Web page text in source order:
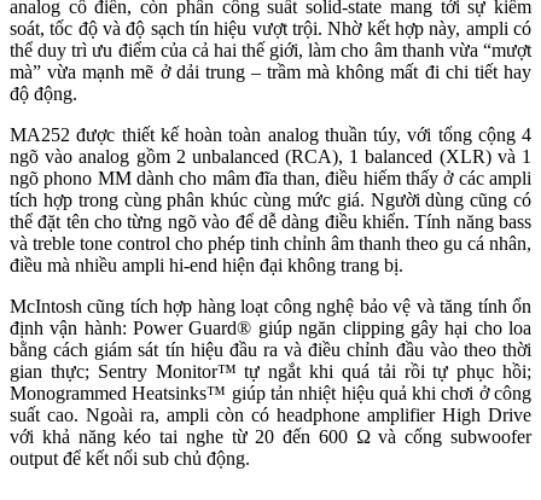
analog cổ điển, còn phần công suất solid-state mang tới sự kiểm
soát, tốc độ và độ sạch tín hiệu vượt trội. Nhờ kết hợp này, ampli có
thể duy trì ưu điểm của cả hai thế giới, làm cho âm thanh vừa “mượt
mà” vừa mạnh mẽ ở dải trung – trầm mà không mất đi chi tiết hay
độ động.
MA252 được thiết kế hoàn toàn analog thuần túy, với tổng cộng 4
ngõ vào analog gồm 2 unbalanced (RCA), 1 balanced (XLR) và 1
ngõ phono MM dành cho mâm đĩa than, điều hiếm thấy ở các ampli
tích hợp trong cùng phân khúc cùng mức giá. Người dùng cũng có
thể đặt tên cho từng ngõ vào để dễ dàng điều khiển. Tính năng bass
và treble tone control cho phép tinh chỉnh âm thanh theo gu cá nhân,
điều mà nhiều ampli hi-end hiện đại không trang bị.
McIntosh cũng tích hợp hàng loạt công nghệ bảo vệ và tăng tính ổn
định vận hành: Power Guard® giúp ngăn clipping gây hại cho loa
bằng cách giám sát tín hiệu đầu ra và điều chỉnh đầu vào theo thời
gian thực; Sentry Monitor™ tự ngắt khi quá tải rồi tự phục hồi;
Monogrammed Heatsinks™ giúp tản nhiệt hiệu quả khi chơi ở công
suất cao. Ngoài ra, ampli còn có headphone amplifier High Drive
với khả năng kéo tai nghe từ 20 đến 600 Ω và cổng subwoofer
output để kết nối sub chủ động.